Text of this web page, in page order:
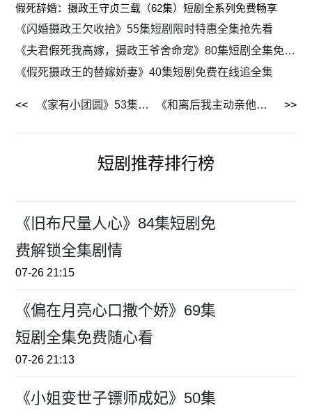
假死辞婚：摄政王守贞三载（62集）短剧全系列免费畅享
《闪婚摄政王欠收拾》55集短剧限时特惠全集抢先看
《夫君假死我高嫁，摄政王爷舍命宠》80集短剧全集免费在线畅享
《假死摄政王的替嫁娇妻》40集短剧免费在线追全集
《家有小团圆》53集短剧免费看全集不卡顿 《和离后我主动亲他，前夫慌了》72集短剧全集免费无删减看
短剧推荐排行榜
《旧布尺量人心》84集短剧免
费解锁全集剧情
07-26 21:15
《偏在月亮心口撒个娇》69集
短剧全集免费随心看
07-26 21:13
《小姐变世子镖师成妃》50集